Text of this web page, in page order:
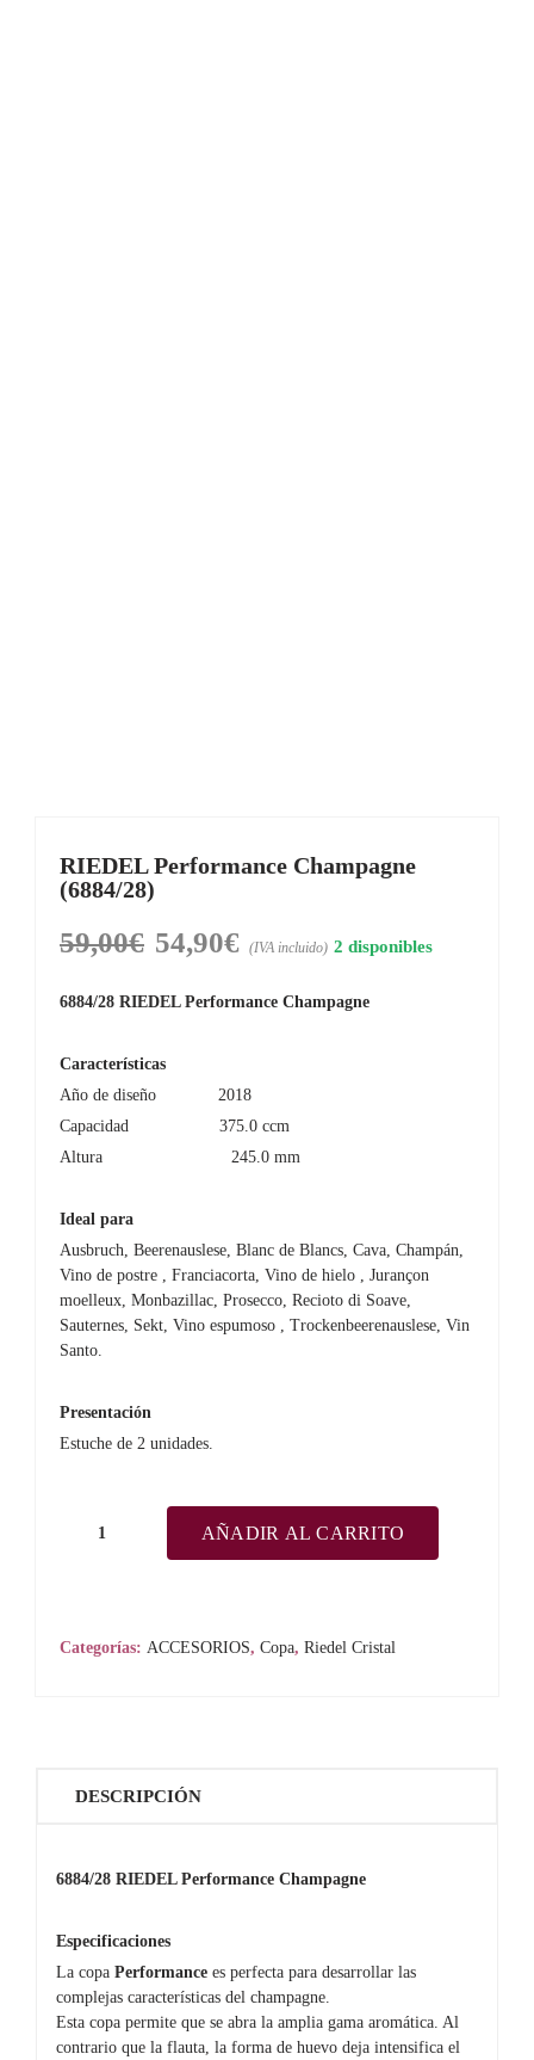
RIEDEL Performance Champagne
(6884/28)
59,00€
El
original
54,90€ El
actual
54,90€.
(IVA incluido) 2 disponibles
6884/28 RIEDEL Performance Champagne
Características
Año de diseño 2018
Capacidad 375.0 ccm
Altura 245.0 mm
Ideal para
Ausbruch, Beerenauslese, Blanc de Blancs, Cava, Champán,
Vino de postre , Franciacorta, Vino de hielo , Jurançon
moelleux, Monbazillac, Prosecco, Recioto di Soave,
Sauternes, Sekt, Vino espumoso , Trockenbeerenauslese, Vin
Santo.
Presentación
Estuche de 2 unidades.
RIEDEL
cantidad
AÑADIR AL CARRITO
Categorías: ACCESORIOS, Copa, Riedel Cristal
DESCRIPCIÓN
6884/28 RIEDEL Performance Champagne
Especificaciones
La copa Performancees perfecta para desarrollar las
complejas características del champagne.
Esta copa permite que se abra la amplia gama aromática. Al
contrario que la flauta, la forma de huevo deja intensifica el